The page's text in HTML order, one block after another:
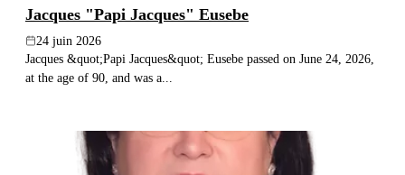
Jacques "Papi Jacques" Eusebe
24 juin 2026
Jacques &quot;Papi Jacques&quot; Eusebe passed on June 24, 2026,
at the age of 90, and was a...